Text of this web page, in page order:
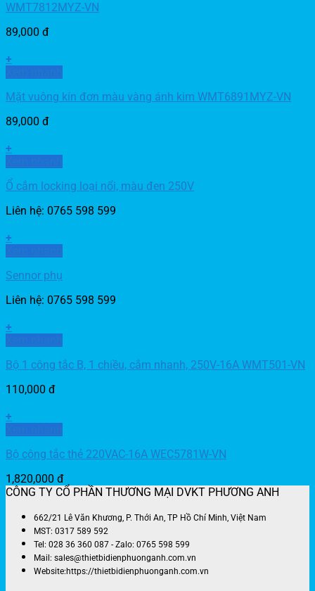
WMT7812MYZ-VN
89,000 đ
+
Mặt vuông kín đơn màu vàng ánh kim WMT6891MYZ-VN
89,000 đ
+
Ổ cắm locking loại nổi, màu đen 250V
Liên hệ: 0765 598 599
+
Sennor phụ
Liên hệ: 0765 598 599
+
Bộ 1 công tắc B, 1 chiều, cắm nhanh, 250V-16A WMT501-VN
110,000 đ
+
Bộ công tắc thẻ 220VAC-16A WEC5781W-VN
1,820,000 đ
CÔNG TY CỔ PHẦN THƯƠNG MẠI DVKT PHƯƠNG ANH
662/21 Lê Văn Khương, P. Thới An, TP Hồ Chí Minh, Việt Nam
MST: 0317 589 592
Tel: 028 36 360 087 - Zalo: 0765 598 599
Mail: sales@thietbidienphuonganh.com.vn
Website:https://thietbidienphuonganh.com.vn